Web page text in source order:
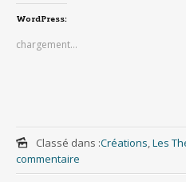
WordPress:
chargement…
Classé dans :Créations,Les
commentaire